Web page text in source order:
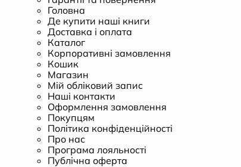
Головна
Де купити наші книги
Доставка і оплата
Каталог
Корпоративні замовлення
Кошик
Магазин
Мій обліковий запис
Наші контакти
Оформлення замовлення
Покупцям
Політика конфіденційності
Про нас
Програма лояльності
Публічна оферта